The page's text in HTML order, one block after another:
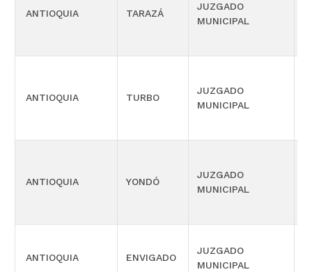
ANTIOQUIA TARAZÁ
JUZGADO
MUNICIPAL
ANTIOQUIA TURBO
JUZGADO
MUNICIPAL
ANTIOQUIA YONDÓ
JUZGADO
MUNICIPAL
ANTIOQUIA ENVIGADO
JUZGADO
MUNICIPAL